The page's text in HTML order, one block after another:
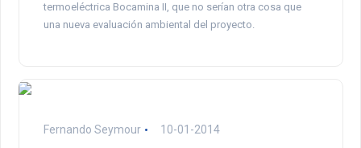
termoeléctrica Bocamina II, que no serían otra cosa que
una nueva evaluación ambiental del proyecto.
Fernando Seymour 10-01-2014